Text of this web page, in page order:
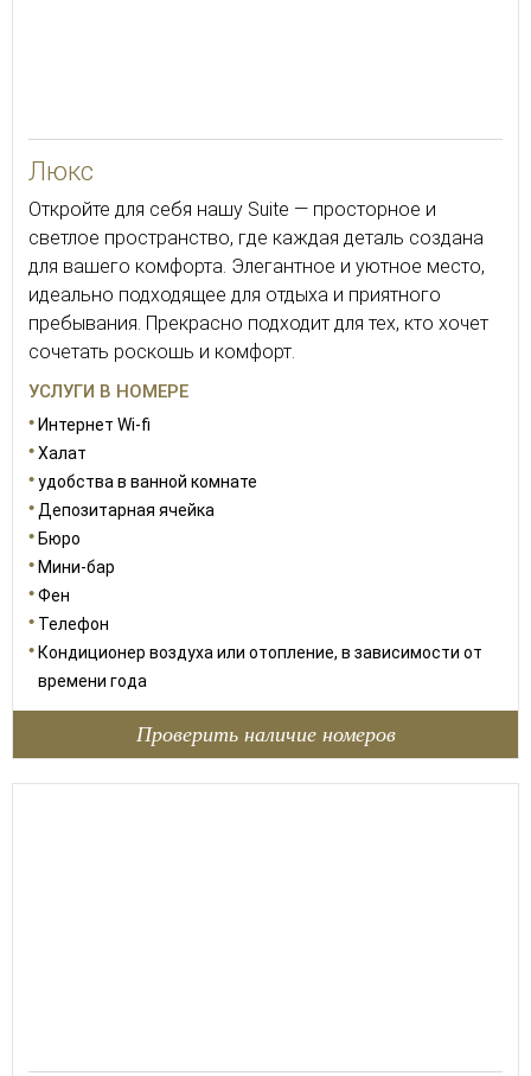
Люкс
Откройте для себя нашу Suite — просторное и
светлое пространство, где каждая деталь создана
для вашего комфорта. Элегантное и уютное место,
идеально подходящее для отдыха и приятного
пребывания. Прекрасно подходит для тех, кто хочет
сочетать роскошь и комфорт.
УСЛУГИ В НОМЕРЕ
Интернет Wi-fi
Халат
удобства в ванной комнате
Депозитарная ячейка
Бюро
Мини-бар
Фен
Телефон
Кондиционер воздуха или отопление, в зависимости от
времени года
Проверить наличие номеров